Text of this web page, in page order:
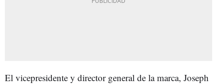
El vicepresidente y director general de la marca, Joseph